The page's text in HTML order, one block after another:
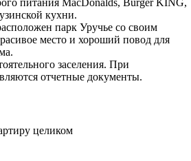
питания MacDonalds, Burger KING,
кухни.
парк Уручье со своим
место и хороший повод для
заселения. При
отчетные документы.
целиком